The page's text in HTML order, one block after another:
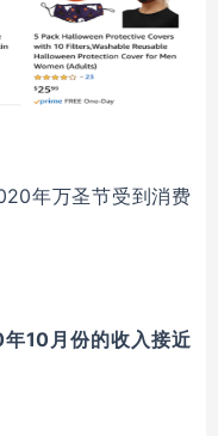
年万圣节受到消费
10月份的收入接近